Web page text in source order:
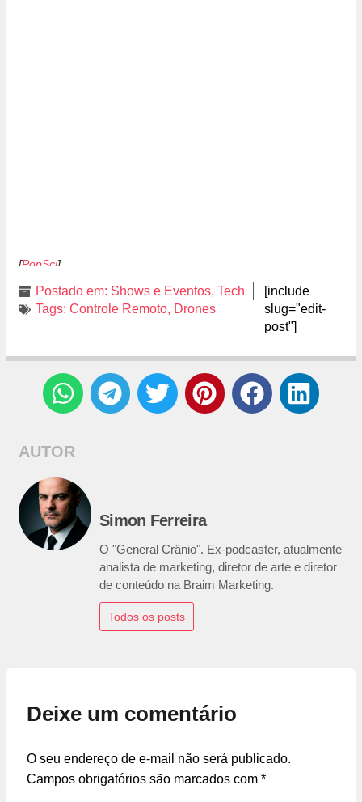
[PopSci]
Postado em: Shows e Eventos, Tech
Tags: Controle Remoto, Drones
[include
slug="edit-
post"]
AUTOR
Simon Ferreira
O "General Crânio". Ex-podcaster, atualmente
analista de marketing, diretor de arte e diretor
de conteúdo na Braim Marketing.
Todos os posts
Deixe um comentário
O seu endereço de e-mail não será publicado.
Campos obrigatórios são marcados com *